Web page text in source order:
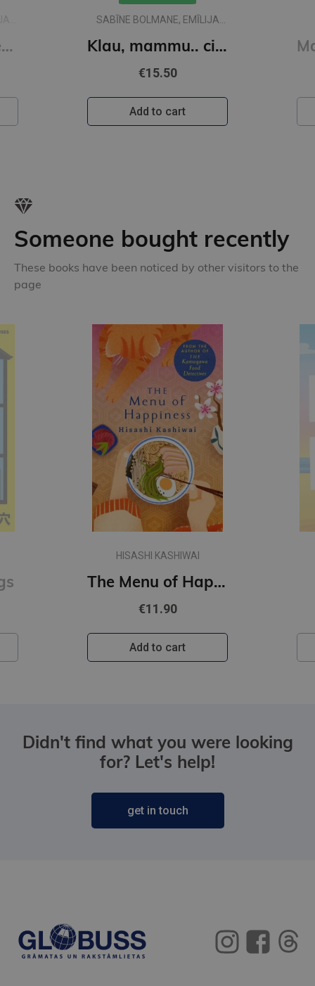
Klau, tēti.. vai desmit ir daudz?
SABĪNE BOLMANE, EMĪLIJA
Klau, mammu.. ciik liela ir pasaule?
€15.50
Add to cart
Someone bought recently
These books have been noticed by other visitors to the
page
HISASHI KASHIWAI
The Menu of Happiness
€11.90
Add to cart
Didn't find what you were looking
for? Let's help!
get in touch